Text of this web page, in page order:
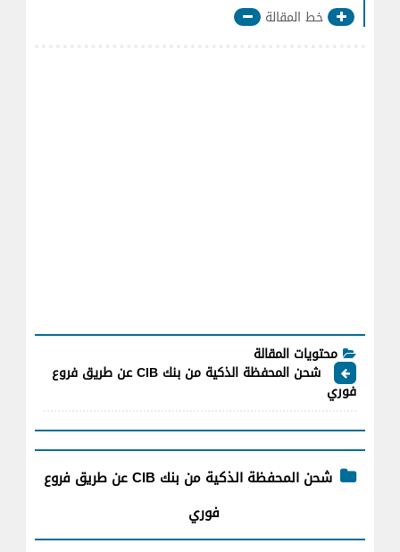
خط المقالة
محتويات المقالة
شحن المحفظة الذكية من بنك CIB عن طريق فروع
فوري
شحن المحفظة الذكية من بنك CIB عن طريق فروع
فوري